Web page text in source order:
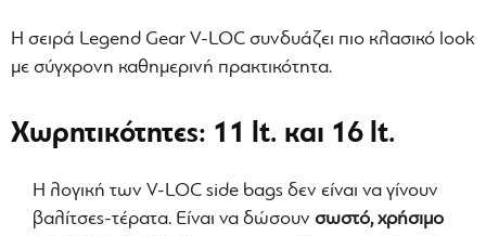
Η σειρά Legend Gear V-LOC συνδυάζει πιο κλασικό look
με σύγχρονη καθημερινή πρακτικότητα.
Χωρητικότητες: 11 lt. και 16 lt.
Η λογική των V-LOC side bags δεν είναι να γίνουν
βαλίτσες-τέρατα. Είναι να δώσουν σωστό, χρήσιμο